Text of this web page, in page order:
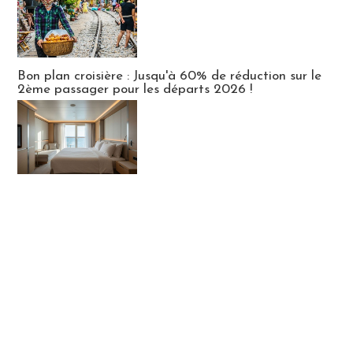
Bon plan croisière : Jusqu'à 60% de réduction sur le
2ème passager pour les départs 2026 !